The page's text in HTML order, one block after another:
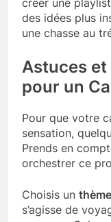
créer une
des idées plus
une chasse au
Astuces et
pour un
Pour que votre
sensation,
Prends en
orchestrer ce
Choisis un
s’agisse de